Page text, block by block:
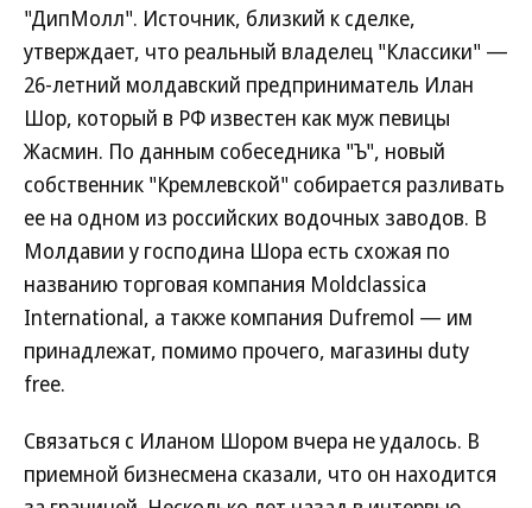
"ДипМолл". Источник, близкий к сделке,
утверждает, что реальный владелец "Классики" —
26-летний молдавский предприниматель Илан
Шор, который в РФ известен как муж певицы
Жасмин. По данным собеседника "Ъ", новый
собственник "Кремлевской" собирается разливать
ее на одном из российских водочных заводов. В
Молдавии у господина Шора есть схожая по
названию торговая компания Moldclassica
International, а также компания Dufremol — им
принадлежат, помимо прочего, магазины duty
free.
Связаться с Иланом Шором вчера не удалось. В
приемной бизнесмена сказали, что он находится